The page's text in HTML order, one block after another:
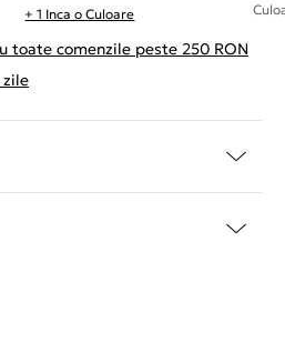
+ 1 Inca o Culoare
toate comenzile peste 250 RON